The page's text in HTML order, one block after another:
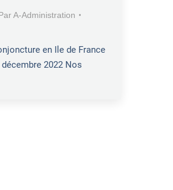
A-Administration
en Ile de France
2022 Nos